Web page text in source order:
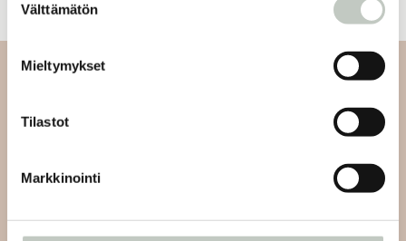
valinta
Välttämätön
Mieltymykset
Tilastot
Markkinointi
Tilaa uutiskirjeemme ja saat tiedon uusista tapahtumista
ja Roots Journaleista ensimmäisten joukossa: